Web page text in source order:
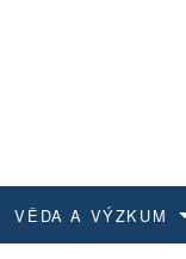
VĚDA A VÝZKUM